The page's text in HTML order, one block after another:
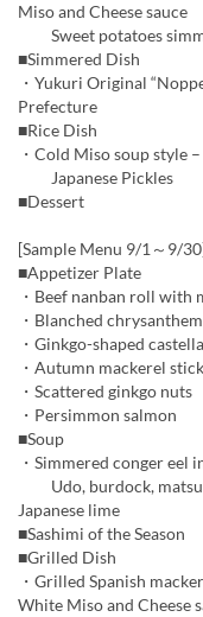
Miso and Cheese sauce
Sweet potatoes
■Simmered Dish
・Yukuri Original
Prefecture
■Rice Dish
・Cold Miso soup style
Japanese Pickles
■Dessert
[Sample Menu 9/1～9/
■Appetizer Plate
・Beef nanban roll with
・Blanched
・Ginkgo-shaped castella
・Autumn mackerel
・Scattered ginkgo nuts
・Persimmon salmon
■Soup
・Simmered conger eel
Udo, burdock,
Japanese lime
■Sashimi of the Season
■Grilled Dish
・Grilled Spanish
White Miso and